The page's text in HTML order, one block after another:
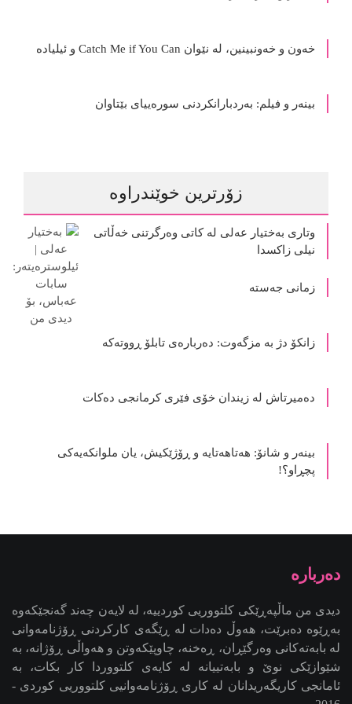
خەون و خەونبینین، لە نێوان Catch Me if You Can و ئیلیادە
بینه‌ر و فیلم: به‌ردبارانكردنی سوره‌ییای بێتاوان
زۆرترین خوێندراوە
وتاری بەختیار عەلی لە کاتی وەرگرتنی خەڵاتی
نیلی زاکسدا
زمانی جەستە
زانکۆ دژ بە مزگەوت: دەربارەى تابلۆ ڕووتەکە
ده‌میرتاش له‌ زیندان خۆی فێری كرمانجی ده‌كات
بینەر و شانۆ: هەتاھەتایە و ڕۆژێکیش، یان ملوانکەیەکی
پچڕاو؟!
دیدی من ماڵپەڕێکی کلتووریی کوردییە، لە لایەن چەند گەنجێكه‌وه‌
بەڕێوە دەبرێت، هەوڵ دەدات لە ڕێگەی کارکردنی ڕۆژنامەوانی
لە بابەتەکانی وەرگێڕان، ڕەخنە، چاوپێکەوتن و هەواڵی ڕۆژانە، بە
شێوازێکی نوێ و بابەتییانە لە کایەی کلتووردا کار بکات، بە
ئامانجی کاریگەریدانان لە کاری ڕۆژنامەوانیی کلتووریی کوردی -